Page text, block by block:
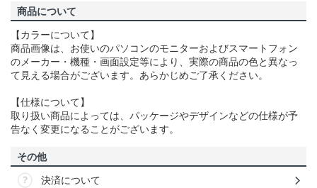
商品について
【カラーについて】
商品画像は、お使いのパソコンのモニターおよびスマートフォン
のメーカー・機種・画面設定等により、実際の商品の色と異なっ
て見える場合がございます。あらかじめご了承ください。
【仕様について】
取り扱い商品によっては、パッケージやデザインなどの仕様が予
告なく変更になることがございます。
その他
決済について